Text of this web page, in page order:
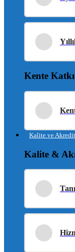
Kente
Kalite ve
Kalite &